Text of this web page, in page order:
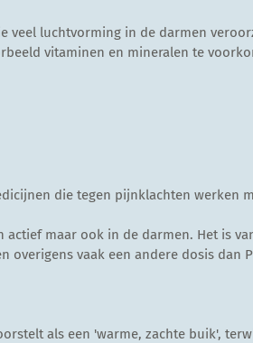
veel luchtvorming in de darmen
vitaminen en mineralen te
die tegen pijnklachten werken
maar ook in de darmen. Het is
vaak een andere dosis dan
als een 'warme, zachte buik',